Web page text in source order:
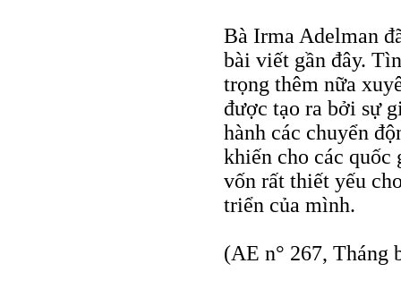
Bà Irma Adelman
bài viết gần đây.
trọng thêm nữa
được tạo ra bởi sự
hành các chuyển
khiến cho các quốc
vốn rất thiết yếu
triển của mình.
(AE n° 267, Tháng